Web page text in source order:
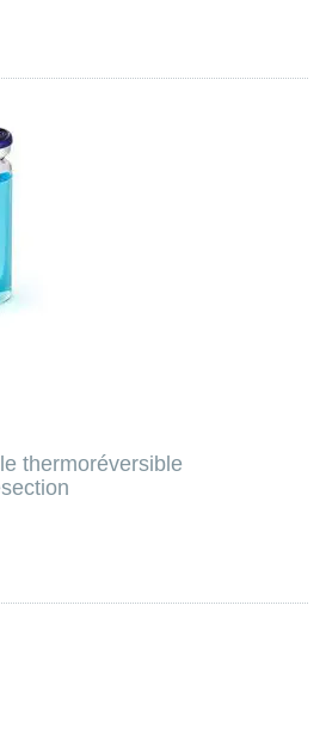
thermoréversible